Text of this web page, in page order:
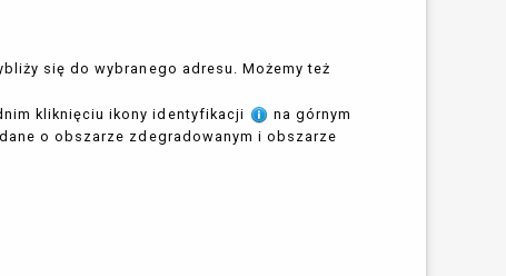
się do wybranego adresu. Możemy też
kliknięciu ikony identyfikacji
na górnym
o obszarze zdegradowanym i obszarze